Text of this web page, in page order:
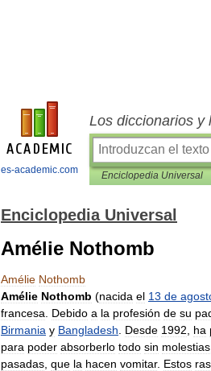
es-academic.com
Los diccionarios y
Enciclopedia Universal
Enciclopedia Universal
Amélie Nothomb
Amélie Nothomb
Amélie Nothomb (nacida el 13 de
francesa
Debido a la profesión de su
Birmania y Bangladesh Desde 1992 ha
para poder absorberlo todo sin molestias
pasadas que la hacen vomitar. Estos